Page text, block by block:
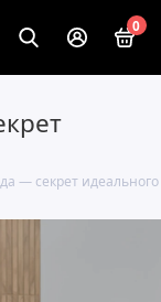
0
— секрет